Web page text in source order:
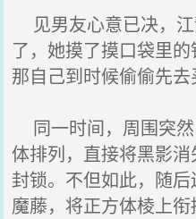
见男友心意已决，
了，她摸了摸口袋里的
那自己到时候偷偷先去
同一时间，周围突
体排列，直接将黑影
封锁。不但如此，随
魔藤，将正方体棱上衔